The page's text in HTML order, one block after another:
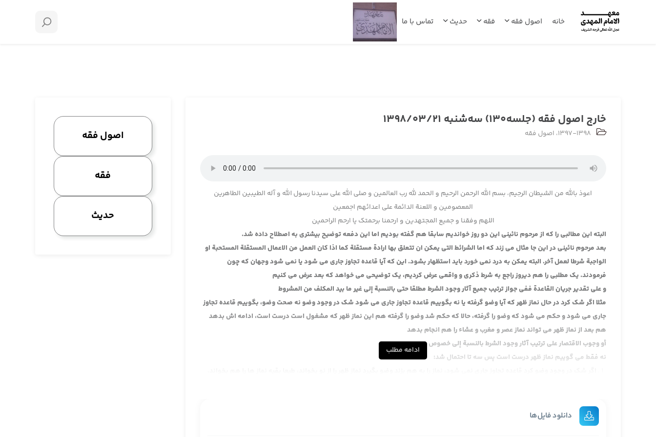
خانه اصول فقه فقه حدیث تماس با ما
خارج اصول فقه (جلسه130) سه‌شنبه 1398/03/21
1397-1398، اصول فقه
اعوذ بالله من الشیطان الرجیم، بسم الله الرحمن الرحیم و الحمد لله رب العالمین و صلی الله علی سیدنا رسول الله و آله الطیبین الطاهرین
المعصومین و اللعنة الدائمة علی اعدائهم اجمعین
اللهم وفقنا و جمیع المجتهدین و ارحمنا برحمتک یا ارحم الراحمین
البته این مطالبی را که از مرحوم نائینی این دو روز خواندیم سابقا هم گفته بودیم اما این دفعه توضیح بیشتری به اصطلاح داده شد.
بعد مرحوم نائینی در این جا مثال می زند که اما الشرائط التی یمکن ان تتعلق بها ارادة مستقلة کما اذا کان العمل من الاعمال المستقلة المستحبة او
الواجبة شرطا لعمل آخر. البته یمکن به درد نمی خورد باید استظهار بشود. این که آیا قاعده تجاوز جاری می شود یا نمی شود وجهان که چون
فرمودند. یک مطلبی را هم دیروز راجع به شرط ذکری و واقعی عرض کردیم، یک توضیحی می خواهد که بعد عرض می کنیم
و على تقدير جريان القاعدة ففي جواز ترتيب جميع آثار وجود الشرط مطلقا حتى بالنسبة إلى غير ما بيد المكلف من المشروط
مثلا اگر شک کرد در حال نماز ظهر که آیا وضو گرفته یا نه بگوییم قاعده تجاوز جاری می شود شک در وجود وضو نه صحت وضو، بگوییم قاعده تجاوز
جاری می شود و حکم می شود که وضو را گرفته، حالا که حکم شد وضو را گرفته هم این نماز ظهر که مشغول است درست است، ادامه اش بدهد
هم بعد از نماز ظهر می تواند نماز عصر و مغرب و عشاء را هم انجام بدهد
أو وجوب الاقتصار على ترتيب آثار وجود الشرط بالنسبة إلى خصوص
نه فقط می گوییم نماز ظهر درست است پس سه تا احتمال شد:
پرسش: قاعده فراغ است؟
ادامه مطلب
دانلود فایل‌ها
اصول فقه
فقه
حدیث